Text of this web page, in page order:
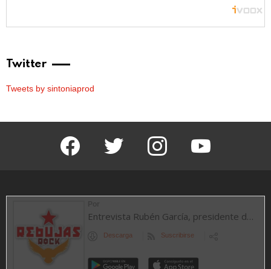
Twitter
Tweets by sintoniaprod
facebook twitter instagram